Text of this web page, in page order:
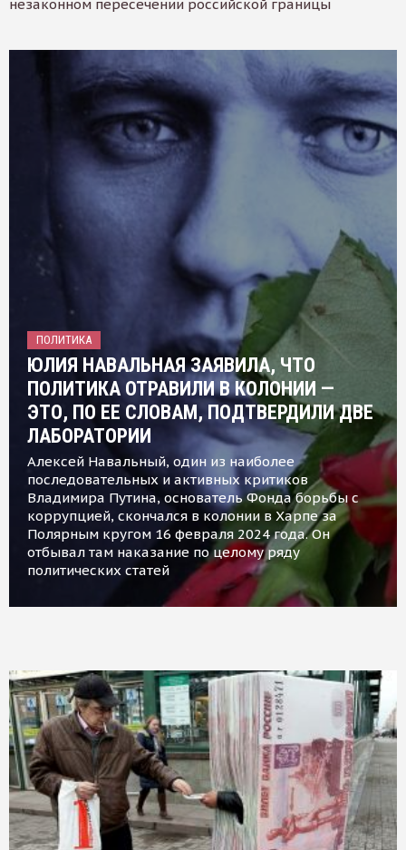
незаконном пересечении российской границы
ПОЛИТИКА
ЮЛИЯ НАВАЛЬНАЯ ЗАЯВИЛА, ЧТО
ПОЛИТИКА ОТРАВИЛИ В КОЛОНИИ —
ЭТО, ПО ЕЕ СЛОВАМ, ПОДТВЕРДИЛИ ДВЕ
ЛАБОРАТОРИИ
Алексей Навальный, один из наиболее
последовательных и активных критиков
Владимира Путина, основатель Фонда борьбы с
коррупцией, скончался в колонии в Харпе за
Полярным кругом 16 февраля 2024 года. Он
отбывал там наказание по целому ряду
политических статей